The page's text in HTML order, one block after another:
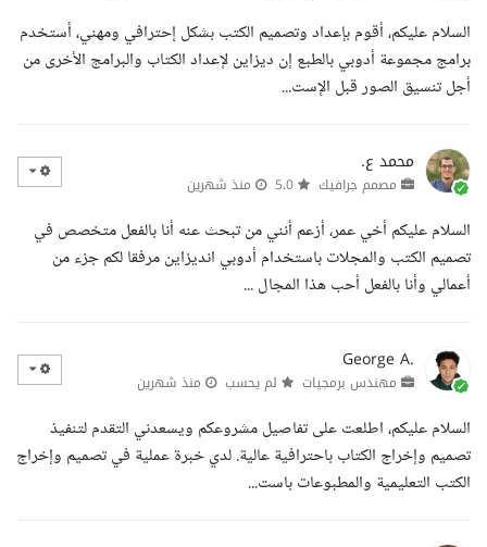
السلام عليكم، أقوم بإعداد وتصميم الكتب بشكل إحترافي ومهني، أستخدم
برامج مجموعة أدوبي بالطبع إن ديزاين لإعداد الكتاب والبرامج الأخرى من
أجل تنسيق الصور قبل الإست...
محمد ع.
مصمم جرافيك منذ شهرين
السلام عليكم أخي عمر، أزعم أنني من تبحث عنه أنا بالفعل متخصص في
تصميم الكتب والمجلات باستخدام أدوبي انديزاين مرفقا لكم جزء من
أعمالي وأنا بالفعل أحب هذا المجال ...
George A.
مهندس برمجيات لم يحسب منذ شهرين
السلام عليكم، اطلعت على تفاصيل مشروعكم ويسعدني التقدم لتنفيذ
تصميم وإخراج الكتاب باحترافية عالية. لدي خبرة عملية في تصميم وإخراج
الكتب التعليمية والمطبوعات باست...